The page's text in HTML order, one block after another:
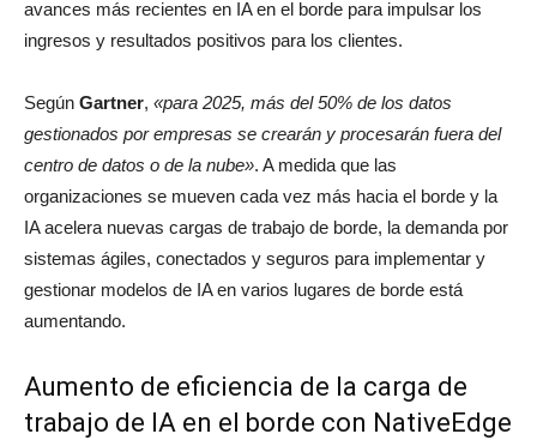
avances más recientes en IA en el borde para impulsar los
ingresos y resultados positivos para los clientes.
Según Gartner, «para 2025, más del 50% de los datos
gestionados por empresas se crearán y procesarán fuera del
centro de datos o de la nube». A medida que las
organizaciones se mueven cada vez más hacia el borde y la
IA acelera nuevas cargas de trabajo de borde, la demanda por
sistemas ágiles, conectados y seguros para implementar y
gestionar modelos de IA en varios lugares de borde está
aumentando.
Aumento de eficiencia de la carga de
trabajo de IA en el borde con NativeEdge